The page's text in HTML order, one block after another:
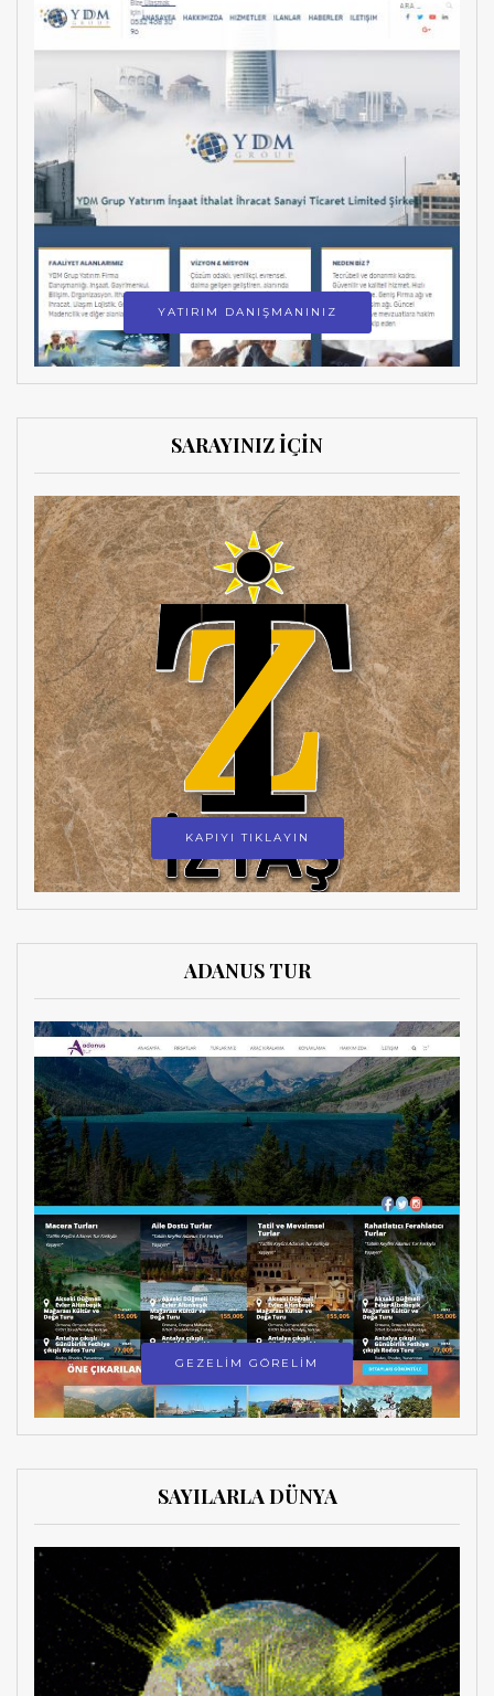
YATIRIM DANIŞMANINIZ
SARAYINIZ İÇİN
KAPIYI TIKLAYIN
ADANUS TUR
GEZELİM GÖRELİM
SAYILARLA DÜNYA